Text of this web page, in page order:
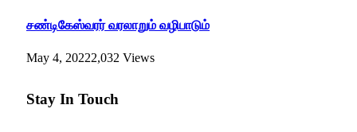
சண்டிகேஸ்வரர் வரலாறும் வழிபாடும்
May 4, 20222,032 Views
Stay In Touch